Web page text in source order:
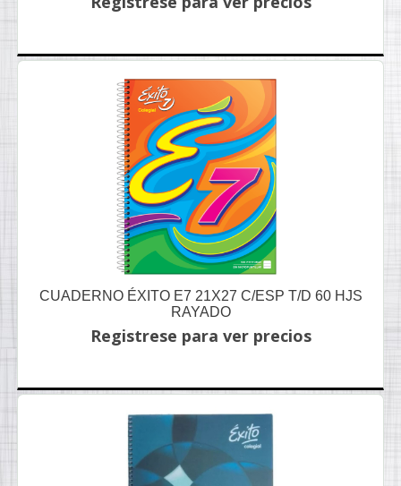
CUADERNO ÉXITO E7 21X27 C/ESP T/D 60 HJS
RAYADO
Registrese para ver precios